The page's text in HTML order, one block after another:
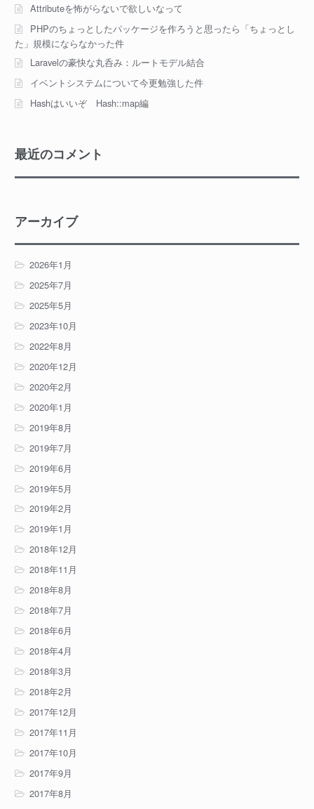
Attributeを怖がらないで欲しいなって
PHPのちょっとしたパッケージを作ろうと思ったら「ちょっとし
た」規模にならなかった件
Laravelの豪快な丸呑み：ルートモデル結合
イベントシステムについて今更勉強した件
Hashはいいぞ Hash::map編
最近のコメント
アーカイブ
2026年1月
2025年7月
2025年5月
2023年10月
2022年8月
2020年12月
2020年2月
2020年1月
2019年8月
2019年7月
2019年6月
2019年5月
2019年2月
2019年1月
2018年12月
2018年11月
2018年8月
2018年7月
2018年6月
2018年4月
2018年3月
2018年2月
2017年12月
2017年11月
2017年10月
2017年9月
2017年8月